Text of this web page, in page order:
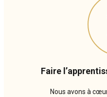
Faire
Nous avons à